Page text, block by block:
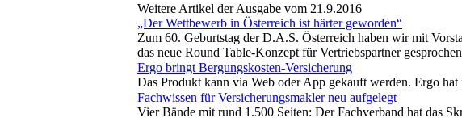
Weitere Artikel der Ausgabe vom 21.9.2016
„Der Wettbewerb in Österreich ist härter geworden“
Zum 60. Geburtstag der D.A.S. Österreich haben wir mit
das neue Round Table-Konzept für Vertriebspartner
Ergo bringt Bergungskosten-Versicherung
Das Produkt kann via Web oder App gekauft werden. Ergo
Fachwissen für Versicherungsmakler neu aufgelegt
Vier Bände mit rund 1.500 Seiten: Der Fachverband hat das